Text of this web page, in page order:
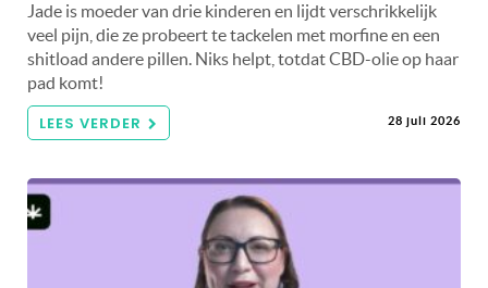
Jade is moeder van drie kinderen en lijdt verschrikkelijk
veel pijn, die ze probeert te tackelen met morfine en een
shitload andere pillen. Niks helpt, totdat CBD-olie op haar
pad komt!
LEES VERDER 28 juli 2026